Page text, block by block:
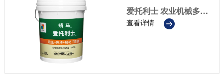
爱托利士 农业机械多用途油
查看详情